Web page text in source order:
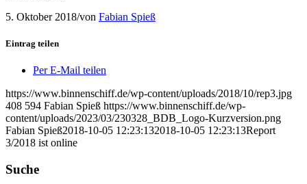
5. Oktober 2018/von Fabian Spieß
Eintrag teilen
Per E-Mail teilen
https://www.binnenschiff.de/wp-content/uploads/2018/10/rep3.jpg
408 594 Fabian Spieß https://www.binnenschiff.de/wp-
content/uploads/2023/03/230328_BDB_Logo-Kurzversion.png
Fabian Spieß2018-10-05 12:23:132018-10-05 12:23:13Report
3/2018 ist online
Suche